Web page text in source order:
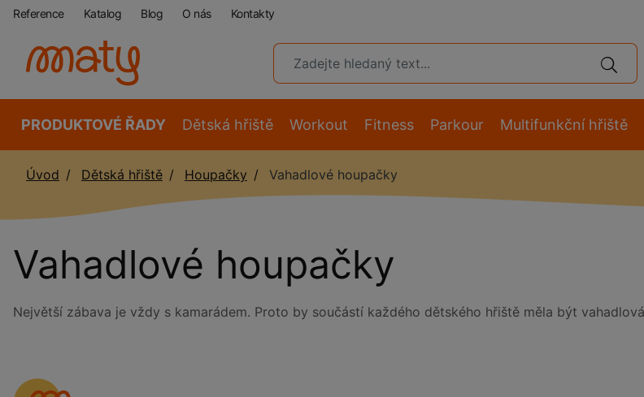
Reference Katalog Blog O nás Kontakty
PRODUKTOVÉ ŘADY Dětská hřiště Workout Fitness Parkour Multifunkční hřiště
Úvod Dětská hřiště Houpačky Vahadlové houpačky
Vahadlové houpačky